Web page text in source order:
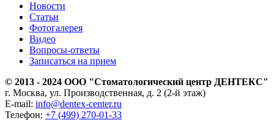
Новости
Статьи
Фотогалерея
Видео
Вопросы-ответы
Записаться на прием
© 2013 - 2024 ООО "Стоматологический центр ДЕНТЕКС"
г. Москва, ул. Производственная, д. 2 (2-й этаж)
E-mail: info@dentex-center.ru
Телефон: +7 (499) 270-01-33